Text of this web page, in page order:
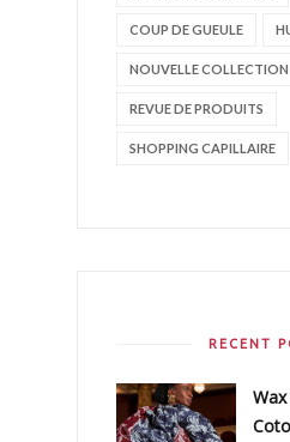
COUP DE GUEULE
NOUVELLE COLLECTION
REVUE DE PRODUITS
SHOPPING CAPILLAIRE
RECENT